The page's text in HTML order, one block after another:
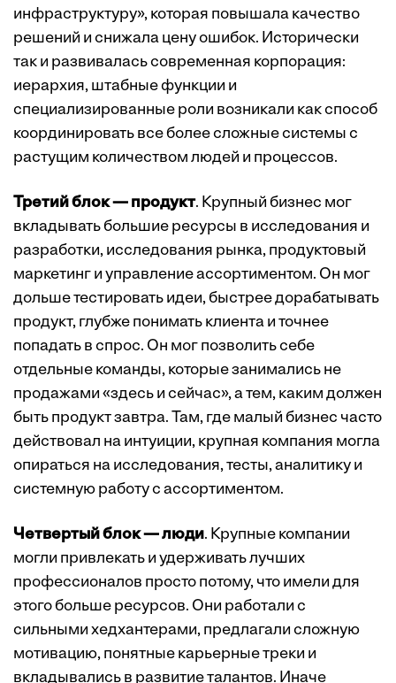
инфраструктуру», которая повышала качество
решений и снижала цену ошибок. Исторически
так и развивалась современная корпорация:
иерархия, штабные функции и
специализированные роли возникали как способ
координировать все более сложные системы с
растущим количеством людей и процессов.
Третий блок — продукт. Крупный бизнес мог
вкладывать большие ресурсы в исследования и
разработки, исследования рынка, продуктовый
маркетинг и управление ассортиментом. Он мог
дольше тестировать идеи, быстрее дорабатывать
продукт, глубже понимать клиента и точнее
попадать в спрос. Он мог позволить себе
отдельные команды, которые занимались не
продажами «здесь и сейчас», а тем, каким должен
быть продукт завтра. Там, где малый бизнес часто
действовал на интуиции, крупная компания могла
опираться на исследования, тесты, аналитику и
системную работу с ассортиментом.
Четвертый блок — люди. Крупные компании
могли привлекать и удерживать лучших
профессионалов просто потому, что имели для
этого больше ресурсов. Они работали с
сильными хедхантерами, предлагали сложную
мотивацию, понятные карьерные треки и
вкладывались в развитие талантов. Иначе